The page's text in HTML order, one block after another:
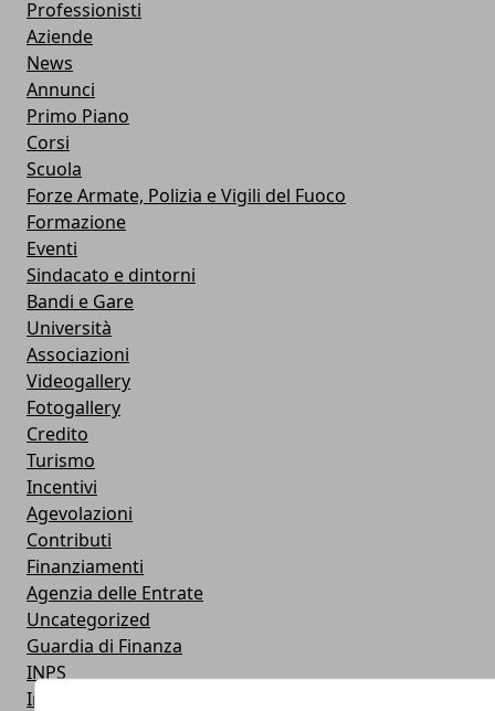
Professionisti
Aziende
News
Annunci
Primo Piano
Corsi
Scuola
Forze Armate, Polizia e Vigili del Fuoco
Formazione
Eventi
Sindacato e dintorni
Bandi e Gare
Università
Associazioni
Videogallery
Fotogallery
Credito
Turismo
Incentivi
Agevolazioni
Contributi
Finanziamenti
Agenzia delle Entrate
Uncategorized
Guardia di Finanza
INPS
Inail